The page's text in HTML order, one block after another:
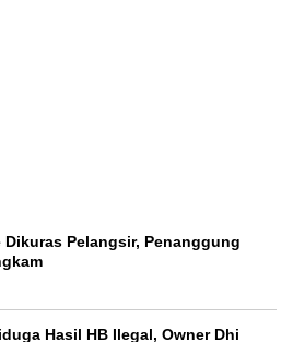
Pelangsir, Penanggung
Hasil HB Ilegal, Owner Dhi